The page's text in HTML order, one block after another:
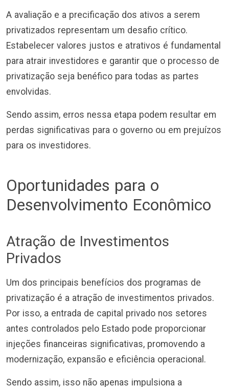
A avaliação e a precificação dos ativos a serem
privatizados representam um desafio crítico.
Estabelecer valores justos e atrativos é fundamental
para atrair investidores e garantir que o processo de
privatização seja benéfico para todas as partes
envolvidas.
Sendo assim, erros nessa etapa podem resultar em
perdas significativas para o governo ou em prejuízos
para os investidores.
Oportunidades para o
Desenvolvimento Econômico
Atração de Investimentos
Privados
Um dos principais benefícios dos programas de
privatização é a atração de investimentos privados.
Por isso, a entrada de capital privado nos setores
antes controlados pelo Estado pode proporcionar
injeções financeiras significativas, promovendo a
modernização, expansão e eficiência operacional.
Sendo assim, isso não apenas impulsiona a